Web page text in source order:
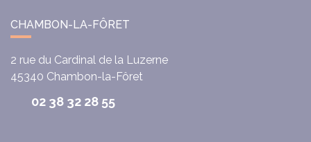
CHAMBON-LA-FÔRET
2 rue du Cardinal de la Luzerne
45340 Chambon-la-Fôret
02 38 32 28 55